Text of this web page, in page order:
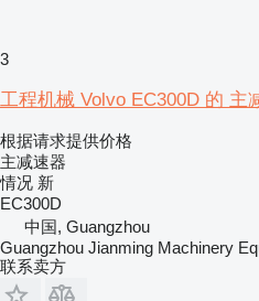
3
工程机械 Volvo EC300D 的 主
根据请求提供价格
主减速器
情况 新
EC300D
中国, Guangzhou
Guangzhou Jianming Machinery
联系卖方